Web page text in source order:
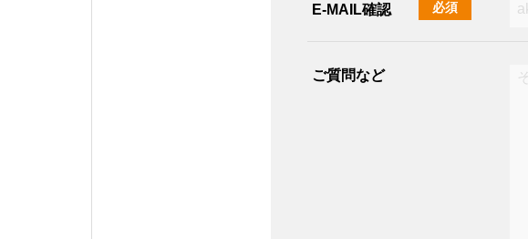
E-MAIL確認 必須
ご質問など